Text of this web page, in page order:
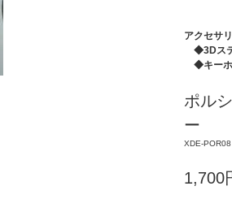
アクセサ
◆3Dス
◆キーホ
ポル
ー
XDE-POR08
1,700